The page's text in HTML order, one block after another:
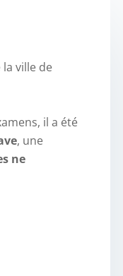
la ville de
il a été
, une
ne